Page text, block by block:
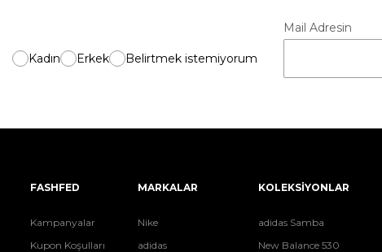
Kadın Erkek Belirtmek istemiyorum
Mail Adresin
FASHFED
Kampanyalar
Kupon Koşulları
MARKALAR
Nike
adidas
KOLEKSİYONLAR
adidas Samba
New Balance 530